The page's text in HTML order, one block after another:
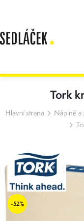
Tork
Hlavní strana Náplně a
-52%